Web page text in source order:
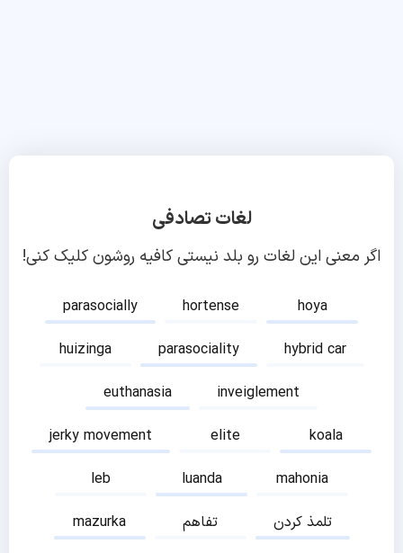
لغات تصادفی
اگر معنی این لغات رو بلد نیستی کافیه روشون کلیک کنی!
parasocially hortense
hoya
huizinga
parasociality
hybrid car
euthanasia
inveiglement
jerky movement
elite
koala
leb
luanda
mahonia
mazurka
تفاهم
تلمذ کردن